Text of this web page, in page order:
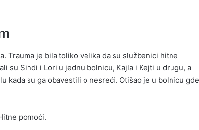
Trauma je bila toliko velika da su službenici hitne
su Sindi i Lori u jednu bolnicu, Kajla i Kejti u drugu, a
kada su ga obavestili o nesreći. Otišao je u bolnicu gde
pomoći.